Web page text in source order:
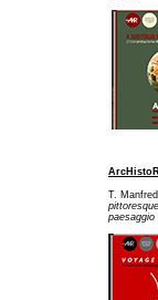
T.
paesaggio